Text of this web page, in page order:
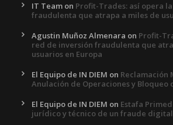
IT Team on Profit-Trades: así opera
fraudulenta que atrapa a miles de
Agustin Muñoz Almenara on Profit-
red de inversión fraudulenta que
usuarios en Europa
El Equipo de IN DIEM on Reclamación
Anulación de Operaciones y Bloqueo
El Equipo de IN DIEM on Estafa
jurídico y técnico de un fraude